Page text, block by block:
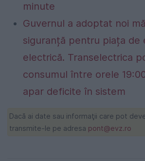
minute
Guvernul a adoptat noi
siguranță pentru piața de
electrică. Transelectrica
consumul între orele
apar deficite în sistem
Dacă ai date sau informaţii care pot
transmite-le pe adresa pont@evz.ro